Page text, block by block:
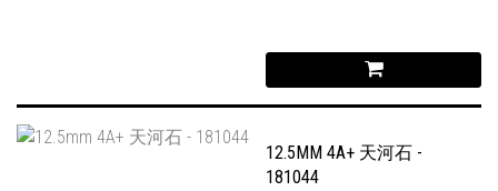
12.5MM 4A+ 天河石 -
181044